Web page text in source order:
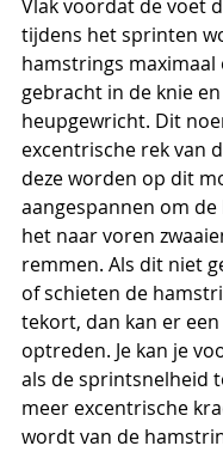
Vlak voordat de voet
tijdens het sprinten
hamstrings maximaal
gebracht in de knie
heupgewricht. Dit
excentrische rek van
deze worden op dit
aangespannen om de
het naar voren
remmen. Als dit niet
of schieten de
tekort, dan kan er
optreden. Je kan je
als de sprintsnelheid
meer excentrische
wordt van de